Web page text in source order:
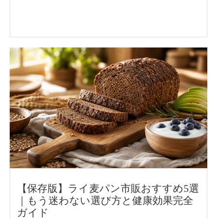
【保存版】ライ麦パン市販おすすめ5選
｜もう迷わない選び方と健康効果完全
ガイド